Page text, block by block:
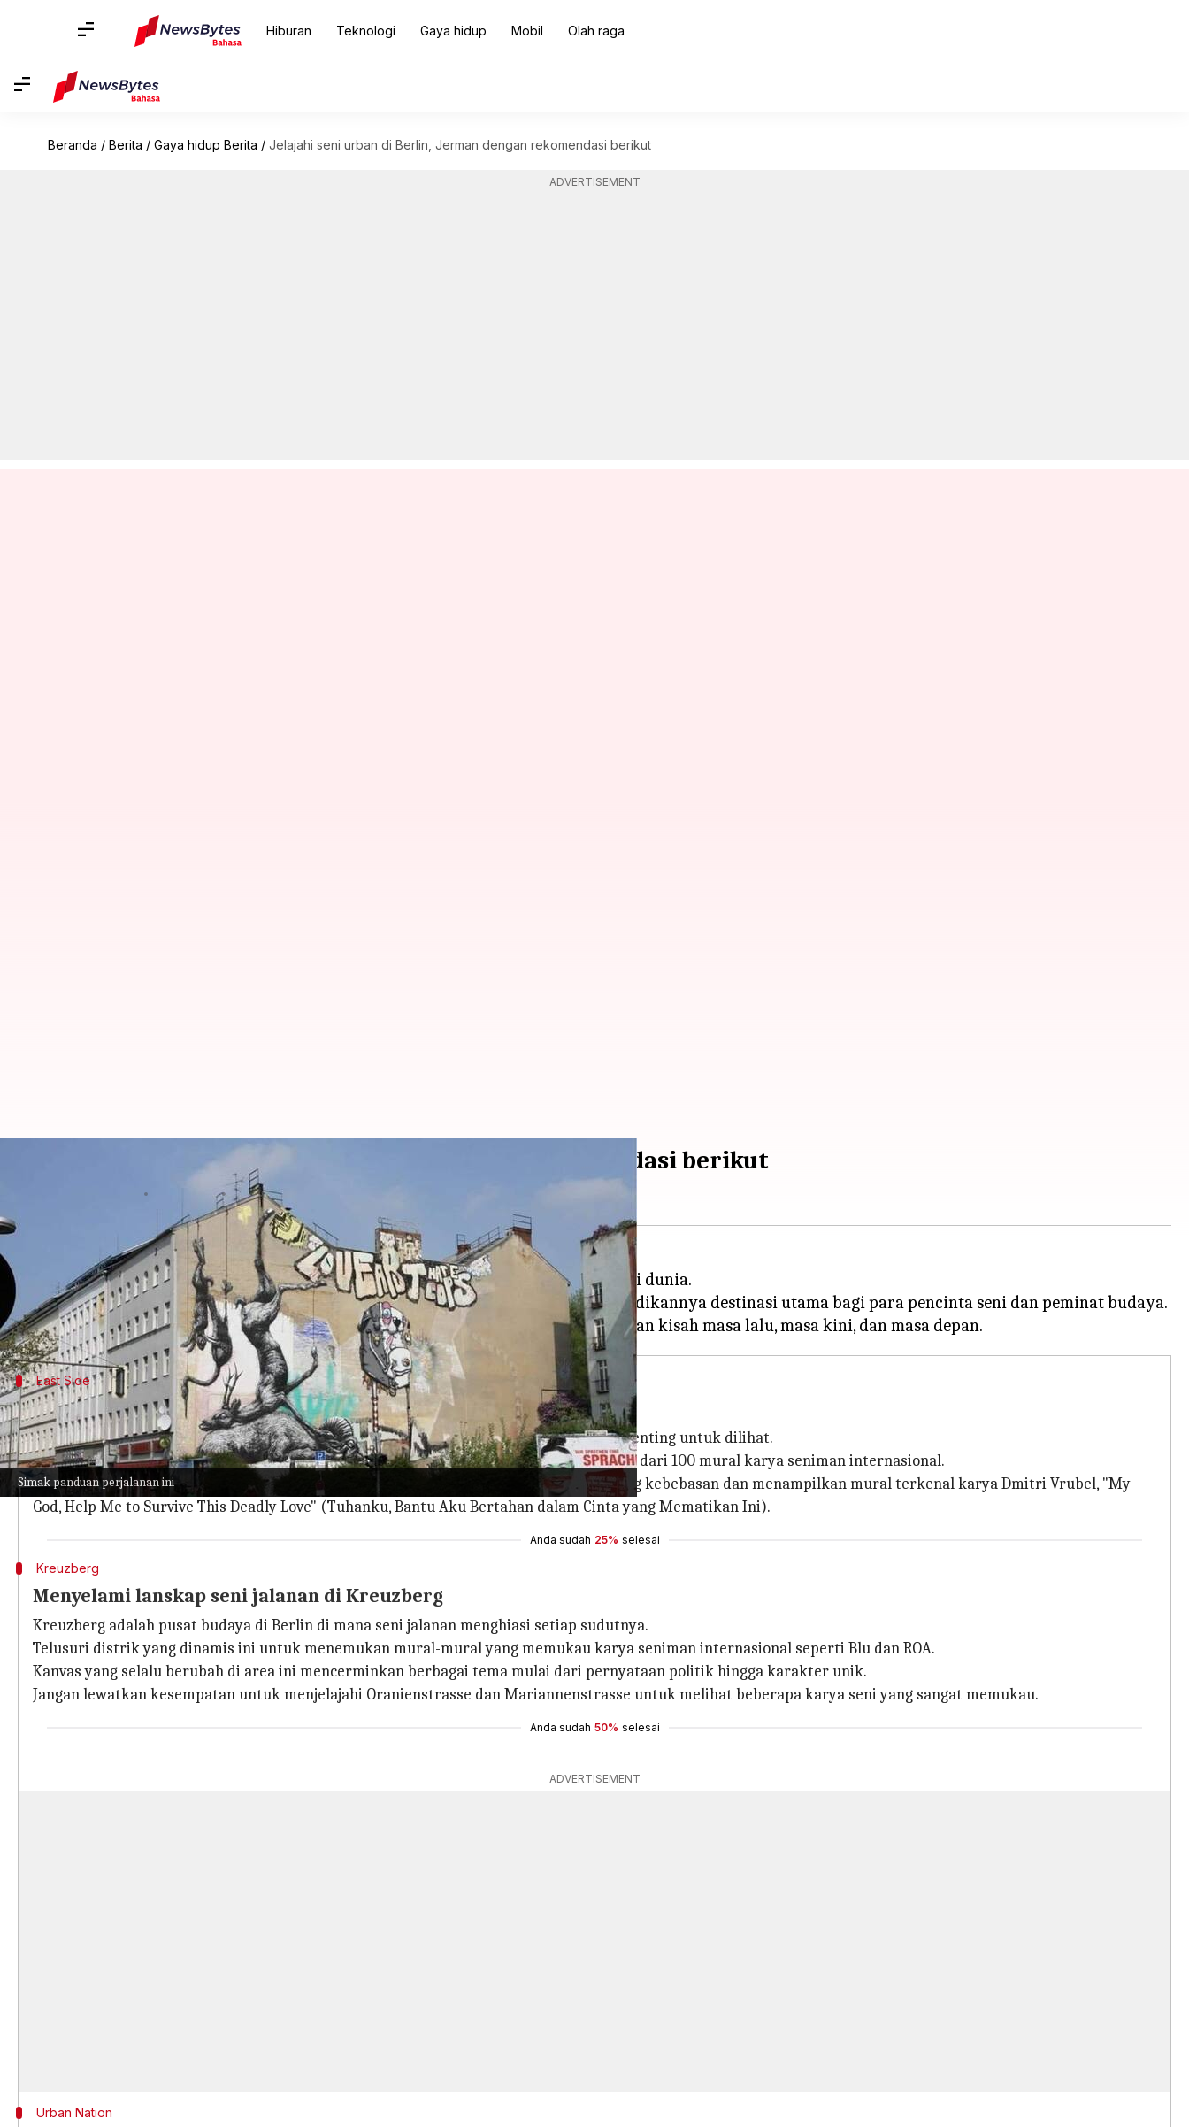
Hiburan Teknologi Gaya hidup Mobil Olah raga
Beranda / Berita / Gaya hidup Berita / Jelajahi seni urban di Berlin, Jerman dengan rekomendasi berikut
ADVERTISEMENT
Simak panduan perjalanan ini
Jelajahi seni urban di Berlin, Jerman dengan rekomendasi berikut
Apr 18, 2024 02:13 pm
Berlin, Jerman, merupakan kanvas yang menampilkan seni urban paling menarik di dunia.
Sejarah dan etos modern kota ini berpadu sempurna di dinding-dindingnya, menjadikannya destinasi utama bagi para pencinta seni dan peminat budaya.
East Side
Jelajahi East Side Gallery yang ikonik
East Side Gallery, yang terletak di sisa-sisa Tembok Berlin, adalah galeri terbuka yang penting untuk dilihat.
Membentang sepanjang 1,3 kilometer di tepi Sungai Spree, galeri ini memamerkan lebih dari 100 mural karya seniman internasional.
Situs bersejarah yang telah bertransformasi ini memberikan refleksi mendalam tentang kebebasan dan menampilkan mural terkenal karya Dmitri Vrubel, "My
God, Help Me to Survive This Deadly Love" (Tuhanku, Bantu Aku Bertahan dalam Cinta yang Mematikan Ini).
Anda sudah 25% selesai
Kreuzberg
Menyelami lanskap seni jalanan di Kreuzberg
Kreuzberg adalah pusat budaya di Berlin di mana seni jalanan menghiasi setiap sudutnya.
Telusuri distrik yang dinamis ini untuk menemukan mural-mural yang memukau karya seniman internasional seperti Blu dan ROA.
Kanvas yang selalu berubah di area ini mencerminkan berbagai tema mulai dari pernyataan politik hingga karakter unik.
Jangan lewatkan kesempatan untuk menjelajahi Oranienstrasse dan Mariannenstrasse untuk melihat beberapa karya seni yang sangat memukau.
Anda sudah 50% selesai
ADVERTISEMENT
Urban Nation